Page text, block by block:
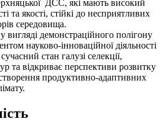
ДСС, які мають високий
та якості, стійкі до несприятливих
середовища.
вигляді демонстраційного полігону
науково-інноваційної діяльності
стан галузі селекції,
та відкриває перспективи розвитку
продуктивно-адаптивних